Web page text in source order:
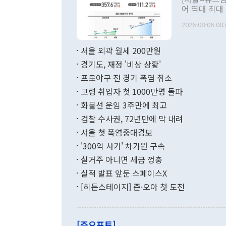
관 부처 장
관의 무리한
다. [정동영 통일부 장관이 지난달 23일 오후 서울 종로구 정부서울청사에
무너졌다고
함께 4자 대
"우리의 선
관은 업무
어 역대 최
료=한국은행] 한국은행이 6일 발표한 '2026년 6월 국제수지(잠정)'
며 월간 기
196.9% 급
수출은
기록했지만
로 전환됐다.
는 배당수입
2026-08-06
서울 외곽 월세 200만원
경기도, 재정 '비상 상황'
프로야구 전 경기 폭염 취소
고령 취업자 첫 1000만명 돌파
화물선 운임 3주만에 최고
검찰 수사권, 72년만에 막 내려
서울 첫 폭염중대경보
'300억 사기' 차가원 구속
실거주 아니면 세금 껑충
실적 발표 앞둔 스페이스X
[히든스테이지] 즌·오아 첫 도전